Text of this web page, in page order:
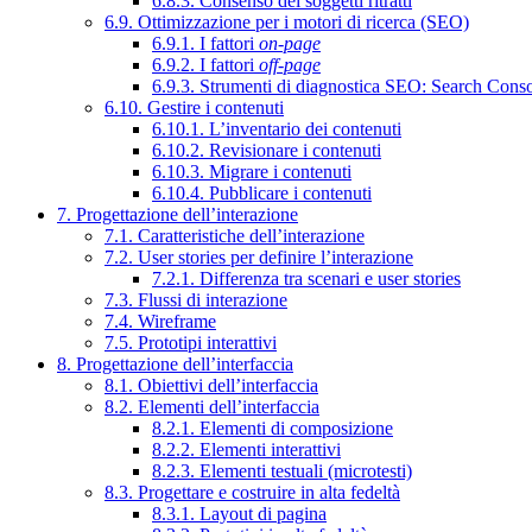
6.9. Ottimizzazione per i motori di ricerca (SEO)
6.9.1. I fattori on-page
6.9.2. I fattori off-page
6.9.3. Strumenti di diagnostica SEO: Search
6.10. Gestire i contenuti
6.10.1. L’inventario dei contenuti
6.10.2. Revisionare i contenuti
6.10.3. Migrare i contenuti
6.10.4. Pubblicare i contenuti
7. Progettazione dell’interazione
7.1. Caratteristiche dell’interazione
7.2. User stories per definire l’interazione
7.2.1. Differenza tra scenari e user stories
7.3. Flussi di interazione
7.4. Wireframe
7.5. Prototipi interattivi
8. Progettazione dell’interfaccia
8.1. Obiettivi dell’interfaccia
8.2. Elementi dell’interfaccia
8.2.1. Elementi di composizione
8.2.2. Elementi interattivi
8.2.3. Elementi testuali (microtesti)
8.3. Progettare e costruire in alta fedeltà
8.3.1. Layout di pagina